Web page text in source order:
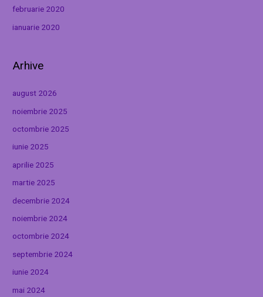
februarie 2020
ianuarie 2020
Arhive
august 2026
noiembrie 2025
octombrie 2025
iunie 2025
aprilie 2025
martie 2025
decembrie 2024
noiembrie 2024
octombrie 2024
septembrie 2024
iunie 2024
mai 2024